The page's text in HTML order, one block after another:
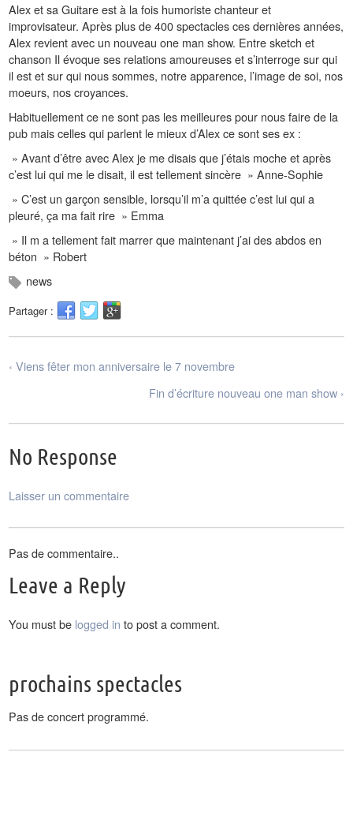
Alex et sa Guitare est à la fois humoriste chanteur et
improvisateur. Après plus de 400 spectacles ces dernières années,
Alex revient avec un nouveau one man show. Entre sketch et
chanson Il évoque ses relations amoureuses et s’interroge sur qui
il est et sur qui nous sommes, notre apparence, l’image de soi, nos
moeurs, nos croyances.
Habituellement ce ne sont pas les meilleures pour nous faire de la
pub mais celles qui parlent le mieux d’Alex ce sont ses ex :
» Avant d’être avec Alex je me disais que j’étais moche et après
c’est lui qui me le disait, il est tellement sincère » Anne-Sophie
» C’est un garçon sensible, lorsqu’il m’a quittée c’est lui qui a
pleuré, ça ma fait rire » Emma
» Il m a tellement fait marrer que maintenant j’ai des abdos en
béton » Robert
news
Partager :
‹ Viens fêter mon anniversaire le 7 novembre
Fin d’écriture nouveau one man show ›
No Response
Laisser un commentaire
Pas de commentaire..
Leave a Reply
You must be logged in to post a comment.
prochains spectacles
Pas de concert programmé.